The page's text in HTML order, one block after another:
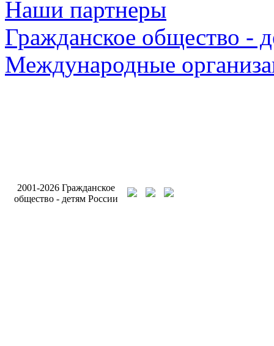
Наши партнеры
Гражданское общество -
Международные
2001-2026 Гражданское
общество - детям России